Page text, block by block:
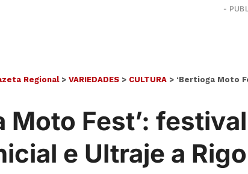
-
Regional> VARIEDADES > CULTURA > ‘Bertioga Moto
Moto Fest’:
e Ultraje a